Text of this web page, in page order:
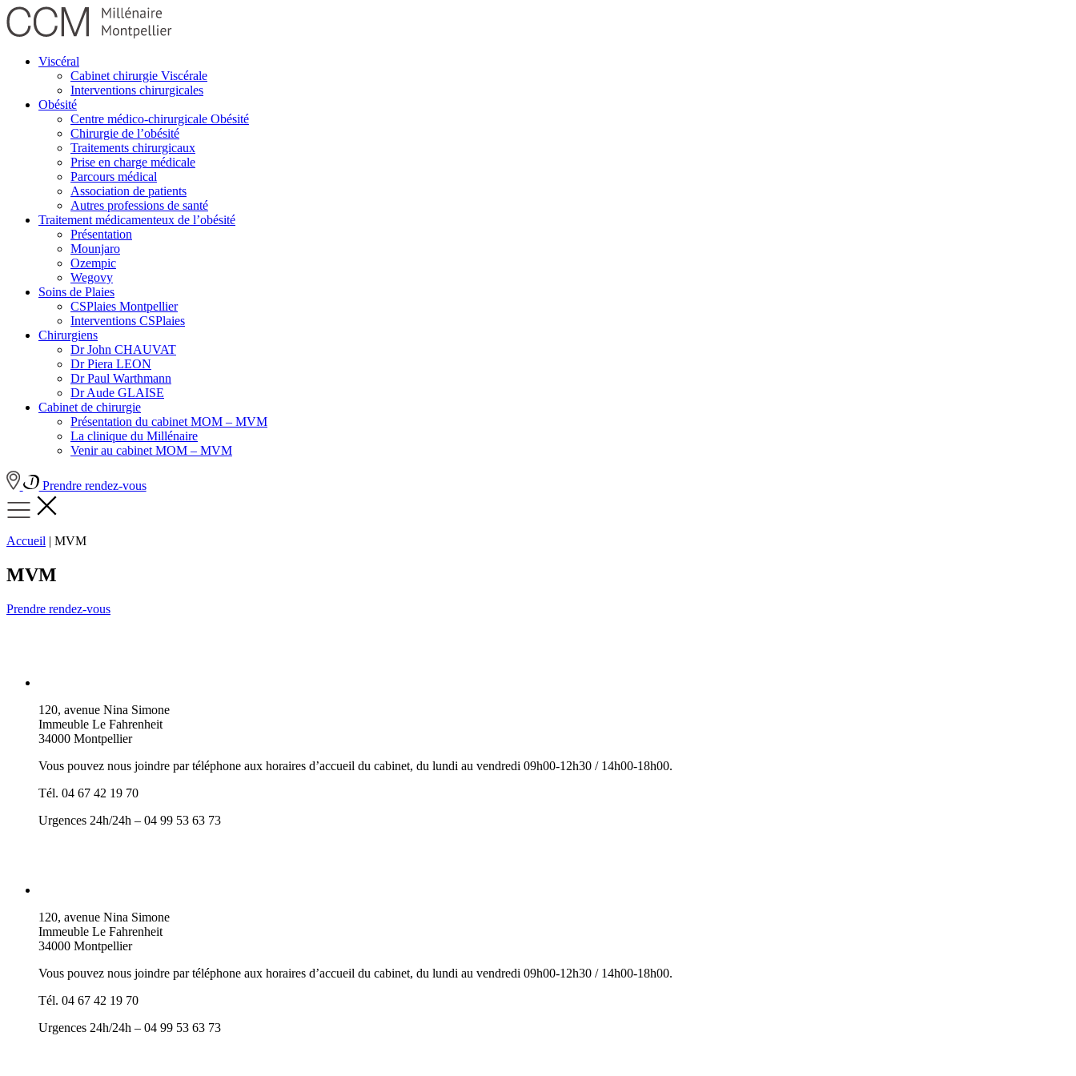
Viscéral
Cabinet chirurgie Viscérale
Interventions chirurgicales
Obésité
Centre médico-chirurgicale Obésité
Chirurgie de l’obésité
Traitements chirurgicaux
Prise en charge médicale
Parcours médical
Association de patients
Autres professions de santé
Traitement médicamenteux de l’obésité
Présentation
Mounjaro
Ozempic
Wegovy
Soins de Plaies
CSPlaies Montpellier
Interventions CSPlaies
Chirurgiens
Dr John CHAUVAT
Dr Piera LEON
Dr Paul Warthmann
Dr Aude GLAISE
Cabinet de chirurgie
Présentation du cabinet MOM – MVM
La clinique du Millénaire
Venir au cabinet MOM – MVM
Prendre rendez-vous
Accueil | MVM
MVM
Prendre rendez-vous
120, avenue Nina Simone
Immeuble Le Fahrenheit
34000 Montpellier
Vous pouvez nous joindre par téléphone aux horaires d’accueil du cabinet, du lundi au vendredi 09h00-12h30 / 14h00-18h00.
Tél. 04 67 42 19 70
Urgences 24h/24h – 04 99 53 63 73
120, avenue Nina Simone
Immeuble Le Fahrenheit
34000 Montpellier
Vous pouvez nous joindre par téléphone aux horaires d’accueil du cabinet, du lundi au vendredi 09h00-12h30 / 14h00-18h00.
Tél. 04 67 42 19 70
Urgences 24h/24h – 04 99 53 63 73